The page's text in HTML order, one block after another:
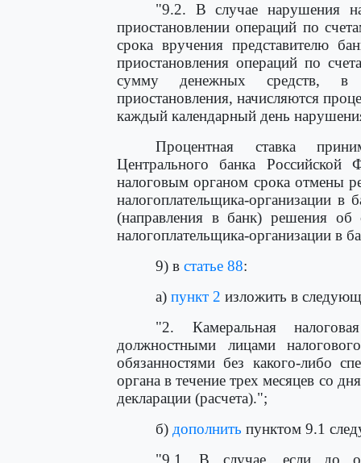
"9.2. В случае нарушения
приостановлении операций по
срока вручения представителю
приостановления операций по
сумму денежных средств, в
приостановления, начисляются
каждый календарный день
Процентная ставка
Центрального банка
налоговым органом срока отмены
налогоплательщика-организации в
(направления в банк) решения об
налогоплательщика-организации в
9) в статье 88:
а) пункт 2 изложить в
"2. Камеральная
должностными лицами
обязанностями без какого-либо
органа в течение трех месяцев со
декларации (расчета).";
б) дополнить пунктом 9.1
"9.1. В случае, если до